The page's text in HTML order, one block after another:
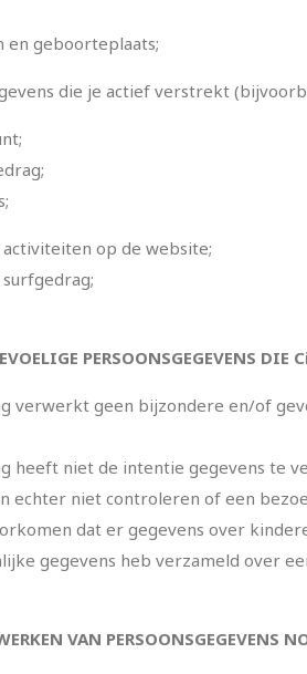
en geboorteplaats;
die je actief verstrekt
activiteiten op de website;
PERSOONSGEGEVENS DIE
verwerkt geen bijzondere en/of
heeft niet de intentie gegevens te
echter niet controleren of een
dat er gegevens over
gegevens heb verzameld over
VAN PERSOONSGEGEVENS